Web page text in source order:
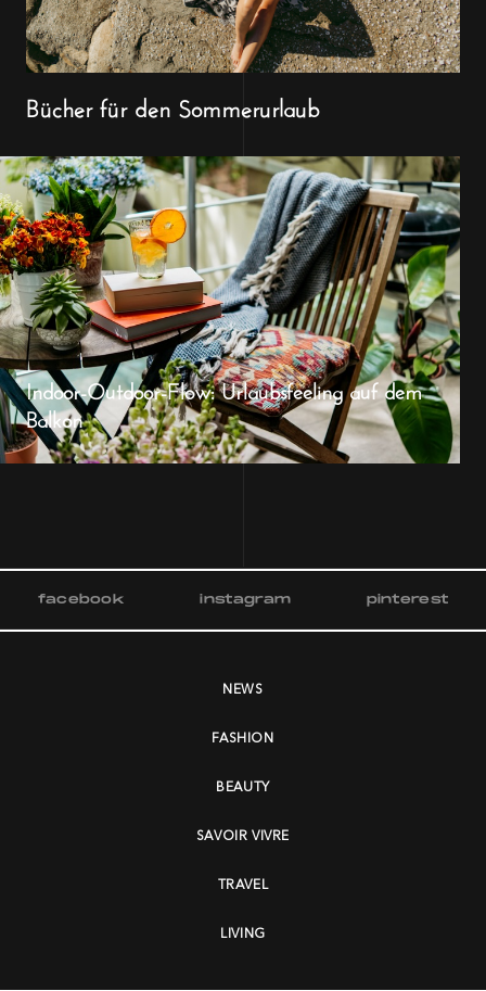
Bücher für den Sommerurlaub
Indoor-Outdoor-Flow: Urlaubsfeeling auf dem
Balkon
facebook instagram pinterest
NEWS
FASHION
BEAUTY
SAVOIR VIVRE
TRAVEL
LIVING